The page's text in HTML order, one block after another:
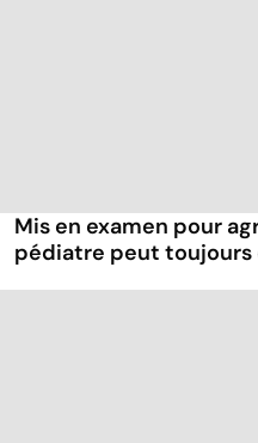
Mis en examen pour
pédiatre peut toujours